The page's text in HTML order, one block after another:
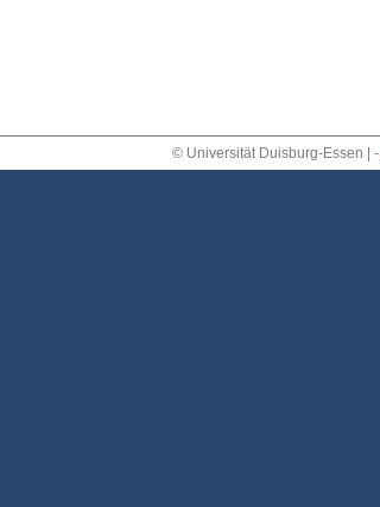
© Universität Duisburg-Essen | -